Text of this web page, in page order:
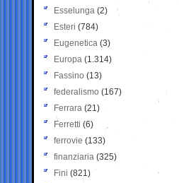
Esselunga (2)
Esteri (784)
Eugenetica (3)
Europa (1.314)
Fassino (13)
federalismo (167)
Ferrara (21)
Ferretti (6)
ferrovie (133)
finanziaria (325)
Fini (821)